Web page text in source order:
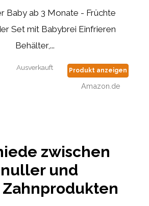
Baby ab 3 Monate - Früchte
Set mit Babybrei Einfrieren
Behälter,...
Ausverkauft Produkt anzeigen
Amazon.de
zwischen
und